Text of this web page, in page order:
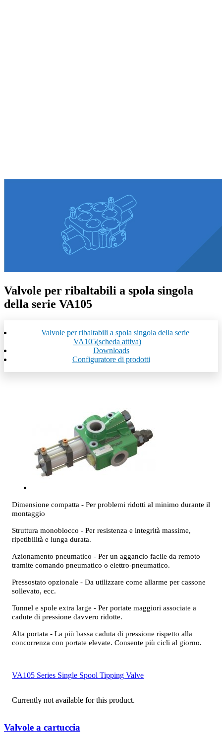
Valvole per ribaltabili a spola singola
della serie VA105
Valvole per ribaltabili a spola singola della serie
VA105(scheda attiva)
Downloads
Configuratore di prodotti
Dimensione compatta - Per problemi ridotti al minimo durante il
montaggio
Struttura monoblocco - Per resistenza e integrità massime,
ripetibilità e lunga durata.
Azionamento pneumatico - Per un aggancio facile da remoto
tramite comando pneumatico o elettro-pneumatico.
Pressostato opzionale - Da utilizzare come allarme per cassone
sollevato, ecc.
Tunnel e spole extra large - Per portate maggiori associate a
cadute di pressione davvero ridotte.
Alta portata - La più bassa caduta di pressione rispetto alla
concorrenza con portate elevate. Consente più cicli al giorno.
VA105 Series Single Spool Tipping Valve
Currently not available for this product.
Valvole a cartuccia